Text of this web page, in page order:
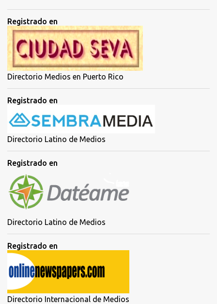
Registrado en
Directorio Medios en Puerto Rico
Registrado en
Directorio Latino de Medios
Registrado en
Directorio Latino de Medios
Registrado en
Directorio Internacional de Medios